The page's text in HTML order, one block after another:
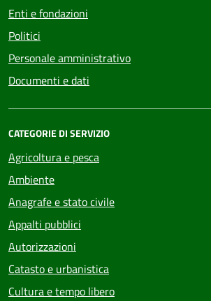
Enti e fondazioni
Politici
Personale amministrativo
Documenti e dati
CATEGORIE DI SERVIZIO
Agricoltura e pesca
Ambiente
Anagrafe e stato civile
Appalti pubblici
Autorizzazioni
Catasto e urbanistica
Cultura e tempo libero